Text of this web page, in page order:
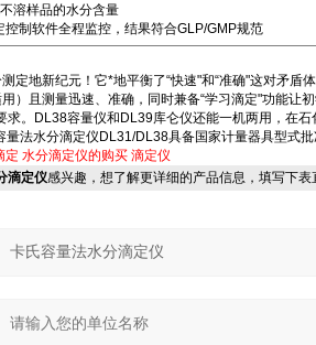
溶样品的水分含量
制软件全程监控，结果符合GLP/GMP规范
定地新纪元！它*地平衡了“快速"和“准确"这对矛盾
）且测量迅速、准确，同时兼备“学习滴定"功能让
求。DL38容量仪和DL39库仑仪还能一机两用，在
量法水分滴定仪DL31/DL38具备国家计量器具型式
定 水分滴定仪的购买 滴定仪
滴定仪感兴趣，想了解更详细的产品信息，填写下表